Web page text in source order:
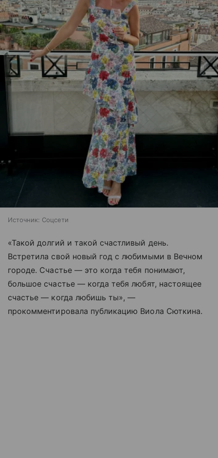
Источник: Соцсети
«Такой долгий и такой счастливый день.
Встретила свой новый год с любимыми в Вечном
городе. Счастье — это когда тебя понимают,
большое счастье — когда тебя любят, настоящее
счастье — когда любишь ты», —
прокомментировала публикацию Виола Сюткина.